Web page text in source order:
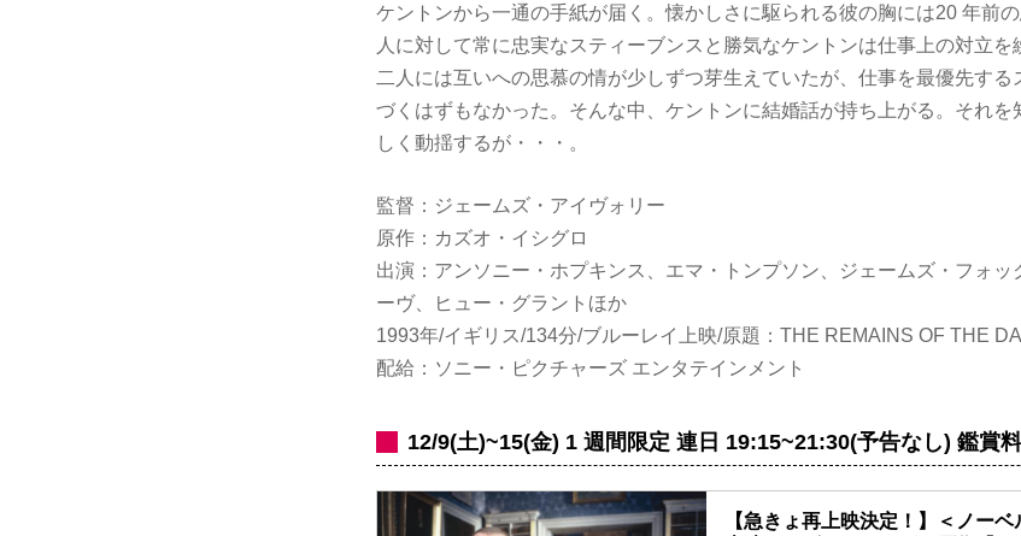
ケントンから一通の手紙が届く。懐かしさに駆られる彼の胸には20 年前
人に対して常に忠実なスティーブンスと勝気なケントンは仕事上の対立を
二人には互いへの思慕の情が少しずつ芽生えていたが、仕事を最優先す
づくはずもなかった。そんな中、ケントンに結婚話が持ち上がる。それを
しく動揺するが・・・。
監督：ジェームズ・アイヴォリー
原作：カズオ・イシグロ
出演：アンソニー・ホプキンス、エマ・トンプソン、ジェームズ・フォッ
ーヴ、ヒュー・グラントほか
1993年/イギリス/134分/ブルーレイ上映/原題：THE REMAINS OF THE
配給：ソニー・ピクチャーズ エンタテインメント
12/9(土)~15(金) 1 週間限定 連日 19:15~21:30(予告なし) 鑑賞
【急きょ再上映決定！】＜ノー